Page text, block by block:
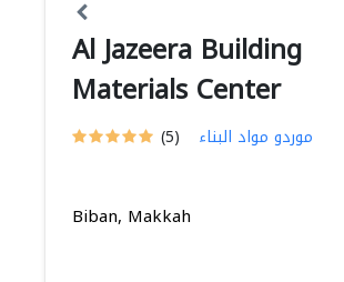
Al Jazeera Building
Materials Center
(5) موردو مواد البناء
Biban, Makkah